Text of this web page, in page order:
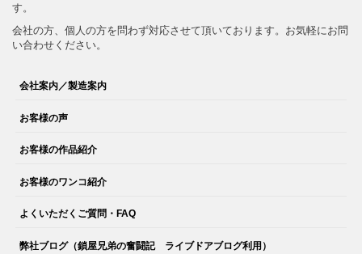
す。
会社の方、個人の方を問わず対応させて頂いております。お気軽にお問
い合わせください。
会社案内／製造案内
お客様の声
お客様の作品紹介
お客様のワンコ紹介
よくいただくご質問・FAQ
弊社ブログ（鎖屋兄弟の奮闘記 ライブドアブログ利用）